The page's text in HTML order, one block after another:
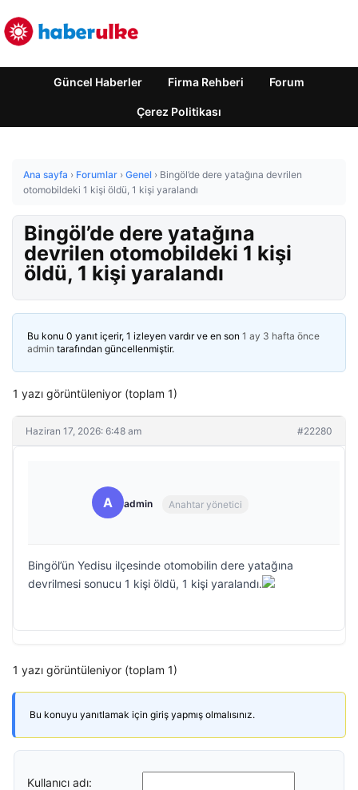
Güncel Haberler Firma Rehberi Forum
Çerez Politikası
Ana sayfa › Forumlar › Genel › Bingöl’de dere yatağına devrilen
otomobildeki 1 kişi öldü, 1 kişi yaralandı
Bingöl’de dere yatağına
devrilen otomobildeki 1 kişi
öldü, 1 kişi yaralandı
Bu konu 0 yanıt içerir, 1 izleyen vardır ve en son 1 ay 3 hafta önce
admin tarafından güncellenmiştir.
1 yazı görüntüleniyor (toplam 1)
Haziran 17, 2026: 6:48 am #22280
A admin Anahtar yönetici
Bingöl’ün Yedisu ilçesinde otomobilin dere yatağına
devrilmesi sonucu 1 kişi öldü, 1 kişi yaralandı.
1 yazı görüntüleniyor (toplam 1)
Bu konuyu yanıtlamak için giriş yapmış olmalısınız.
Kullanıcı adı: